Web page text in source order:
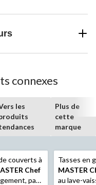
connexes
les
Plus de
cette
marque
couverts à
Chef
paq.
Tasses en
MASTER
au lave-